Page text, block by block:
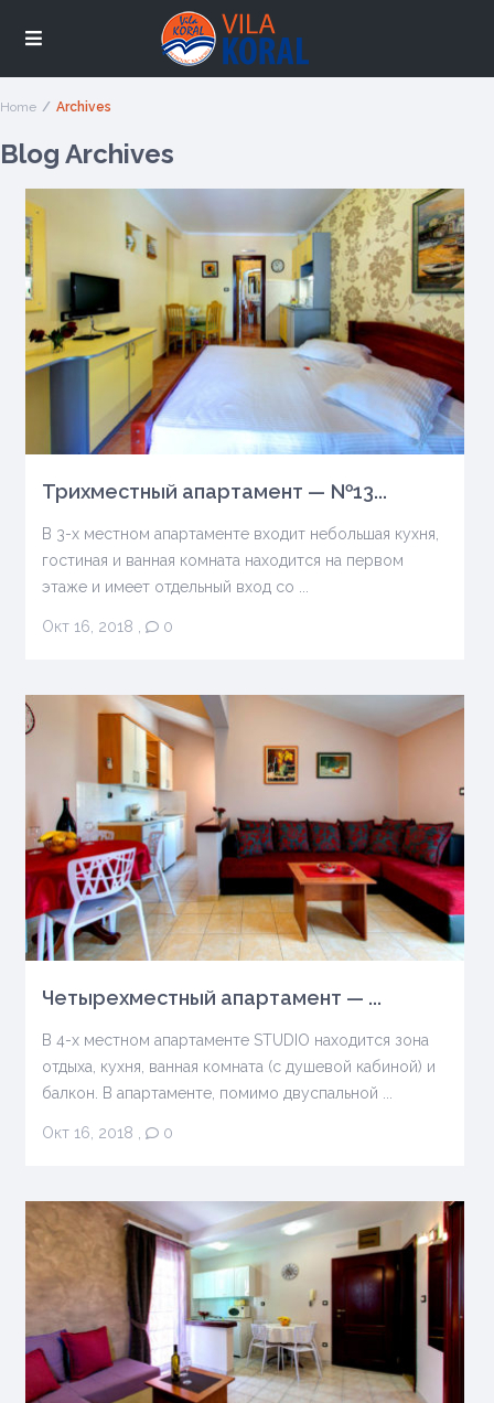
Home Archives
Blog Archives
Tpихместный апартамент — №13...
В 3-х местном апартаменте входит небольшая кухня,
гостиная и ванная комната находится на первом
этаже и имеет отдельный вход со ...
Окт 16, 2018 0
Четырехместный апартамент — ...
В 4-х местном апартаменте STUDIO находится зона
отдыха, кухня, ванная комната (с душевой кабиной) и
балкон. В апартаменте, помимо двуспальной ...
Окт 16, 2018 0